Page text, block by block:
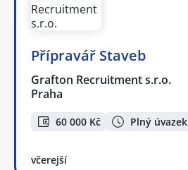
Přípravář Staveb
Grafton Recruitment s.r.o.
Praha
60 000 Kč Plný úvazek
včerejší